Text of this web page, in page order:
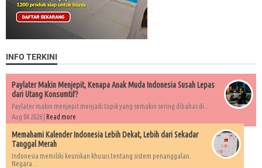
INFO TERKINI
Paylater Makin Menjepit, Kenapa Anak Muda Indonesia Susah Lepas
dari Utang Konsumtif?
Paylater makin menjepit menjadi topik yang semakin sering dibahas di...
Aug 04 2026 | Read more
Memahami Kalender Indonesia Lebih Dekat, Lebih dari Sekadar
Tanggal Merah
Indonesia memiliki keunikan khusus tentang sistem penanggalan.
Negara...